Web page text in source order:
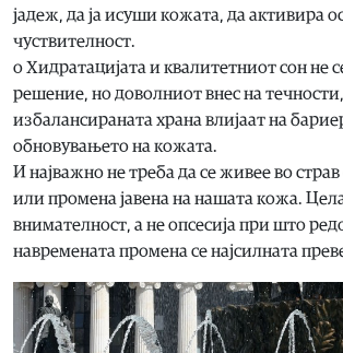
јадеж, да ја исуши кожата, да активира
чуствителност.
o Хидратацијата и квалитетниот сон не
решение, но доволниот внес на
избалансираната храна влијаат на
обновувањето на кожата.
И најважно не треба да се живее во страв
или промена јавена на нашата кожа.
внимателност, а не опсесија при што
навремената промена се најсилната